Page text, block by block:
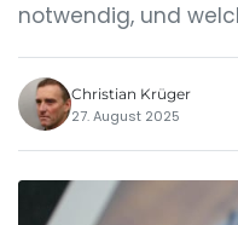
notwendig, und
Christian Krüger
27. August 2025